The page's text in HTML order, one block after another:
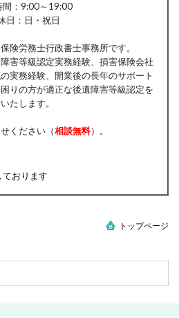
間：9:00～19:00
日：日・祝日
険労務士行政書士事務所です。
害等級認定実務経験、損害保険会社
実務経験、開業後の長年のサポート
りの方が適正な後遺障害等級認定を
たします。
ください（相談無料）。
ております
トップページ